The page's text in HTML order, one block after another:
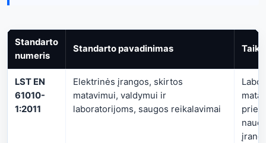
Standarto
numeris
Standarto pavadinimas
LST EN
61010-
1:2011
Elektrinės įrangos, skirtos
matavimui, valdymui ir
laboratorijoms, saugos reikalavimai